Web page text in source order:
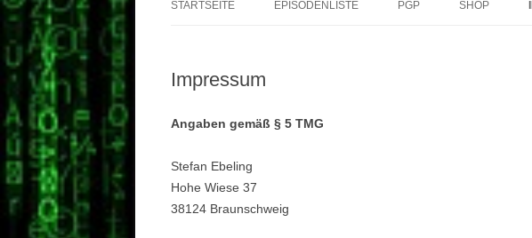
STARTSEITE EPISODENLISTE PGP SHOP
Impressum
Angaben gemäß § 5 TMG
Stefan Ebeling
Hohe Wiese 37
38124 Braunschweig